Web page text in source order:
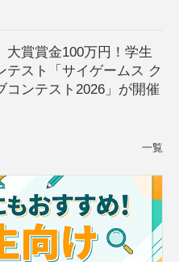
大賞賞金100万円！学生
テスト「サイゲームス ク
コンテスト2026」が開催
一覧